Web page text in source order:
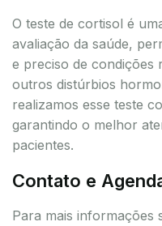
O teste de cortisol é
avaliação da saúde,
e preciso de condições
outros distúrbios
realizamos esse teste
garantindo o melhor
pacientes.
Contato e
Para mais informações